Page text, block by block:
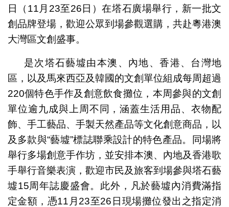
日（11月23至26日）在塔石廣場舉行，新一批文
創品牌登場，歡迎公眾到場參觀選購，共赴粵港澳
大灣區文創盛事。
是次塔石藝墟由本澳、內地、香港、台灣地
區，以及馬來西亞及韓國的文創單位組成每周超過
220個特色手作及創意飲食攤位，本周參與的文創
單位逾九成與上周不同，涵蓋生活用品、衣物配
飾、手工藝品、手製天然產品等文化創意商品，以
及多款與“藝墟”標誌聯乘設計的特色產品。同場將
舉行多場創意手作坊，並安排本澳、內地及香港歌
手舉行音樂表演，歡迎市民及旅客到場參與塔石藝
墟15周年誌慶盛會。此外，凡於藝墟內消費滿指
定金額，憑11月23至26日現場攤位發出之指定消